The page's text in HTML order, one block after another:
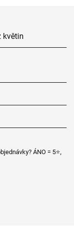
květin
ÁNO = 5⭐,